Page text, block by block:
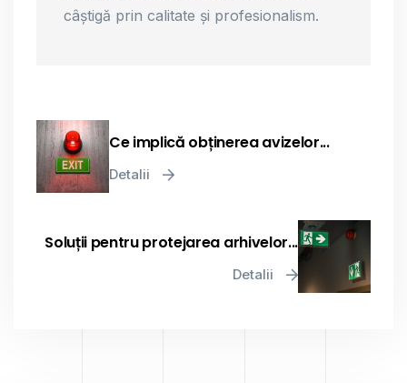
câștigă prin calitate și profesionalism.
Ce implică obținerea avizelor...
Detalii
Soluții pentru protejarea arhivelor...
Detalii